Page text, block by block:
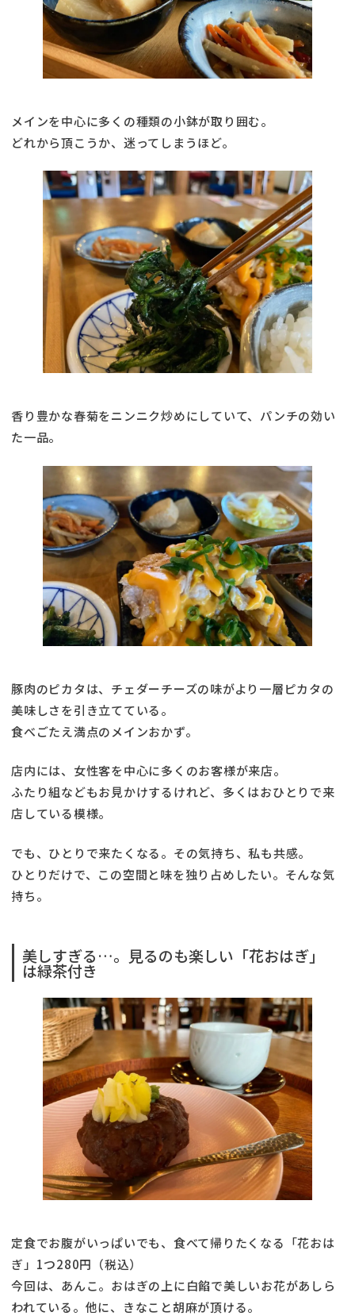
メインを中心に多くの種類の小鉢が取り囲む。
どれから頂こうか、迷ってしまうほど。
香り豊かな春菊をニンニク炒めにしていて、パンチの効い
た一品。
豚肉のピカタは、チェダーチーズの味がより一層ピカタの
美味しさを引き立てている。
食べごたえ満点のメインおかず。
店内には、女性客を中心に多くのお客様が来店。
ふたり組などもお見かけするけれど、多くはおひとりで来
店している模様。
でも、ひとりで来たくなる。その気持ち、私も共感。
ひとりだけで、この空間と味を独り占めしたい。そんな気
持ち。
美しすぎる…。見るのも楽しい「花おはぎ」
は緑茶付き
定食でお腹がいっぱいでも、食べて帰りたくなる「花おは
ぎ」1つ280円（税込）
今回は、あんこ。おはぎの上に白餡で美しいお花があしら
われている。他に、きなこと胡麻が頂ける。